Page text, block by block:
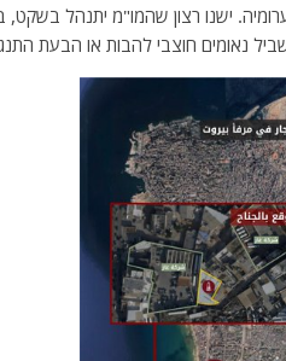
ישנו רצון שהמו"מ יתנהל בשקט,
נאומים חוצבי להבות או הבעת